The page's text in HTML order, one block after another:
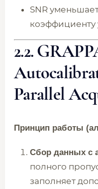
SNR
коэффициенту
2.2.
Parallel
Принцип работы
Сбор данных с
полного
заполняет